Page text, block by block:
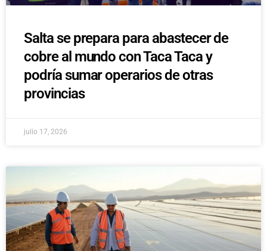
Salta se prepara para abastecer de
cobre al mundo con Taca Taca y
podría sumar operarios de otras
provincias
julio 17, 2026